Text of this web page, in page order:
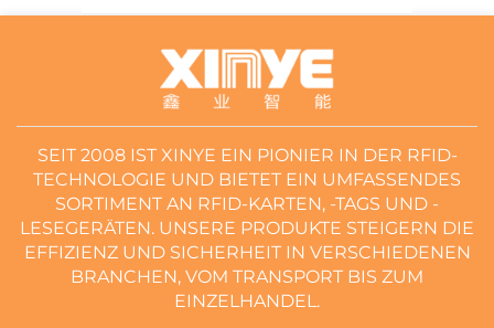
SEIT 2008 IST XINYE EIN PIONIER IN DER RFID-
TECHNOLOGIE UND BIETET EIN UMFASSENDES
SORTIMENT AN RFID-KARTEN, -TAGS UND -
LESEGERÄTEN. UNSERE PRODUKTE STEIGERN DIE
EFFIZIENZ UND SICHERHEIT IN VERSCHIEDENEN
BRANCHEN, VOM TRANSPORT BIS ZUM
EINZELHANDEL.